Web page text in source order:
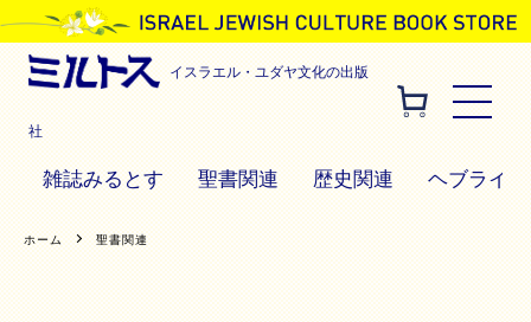
イスラエル・ユダヤ文化の出版
社
雑誌みるとす 聖書関連 歴史関連 ヘブライ
ホーム 聖書関連